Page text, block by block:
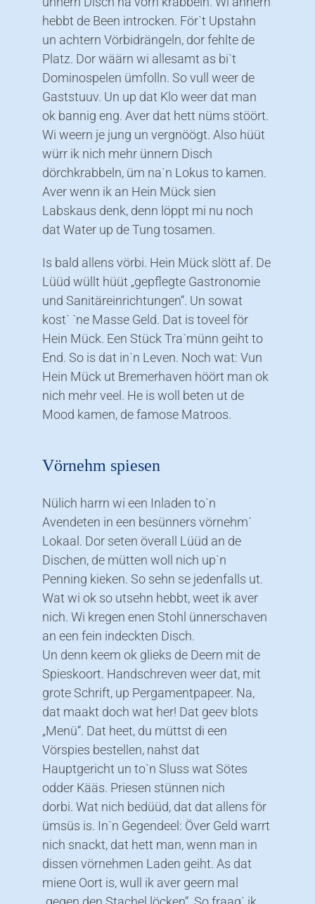
hebbt de Been introcken. För`t Upstahn
un achtern Vörbidrängeln, dor fehlte de
Platz. Dor wäärn wi allesamt as bi`t
Dominospelen ümfolln. So vull weer de
Gaststuuv. Un up dat Klo weer dat man
ok bannig eng. Aver dat hett nüms stöört.
Wi weern je jung un vergnöögt. Also hüüt
würr ik nich mehr ünnern Disch
dörchkrabbeln, üm na`n Lokus to kamen.
Aver wenn ik an Hein Mück sien
Labskaus denk, denn löppt mi nu noch
dat Water up de Tung tosamen.
Is bald allens vörbi. Hein Mück slött af. De
Lüüd wüllt hüüt „gepflegte Gastronomie
und Sanitäreinrichtungen“. Un sowat
kost` `ne Masse Geld. Dat is toveel för
Hein Mück. Een Stück Tra`münn geiht to
End. So is dat in`n Leven. Noch wat: Vun
Hein Mück ut Bremerhaven höört man ok
nich mehr veel. He is woll beten ut de
Mood kamen, de famose Matroos.
Vörnehm spiesen
Nülich harrn wi een Inladen to`n
Avendeten in een besünners vörnehm`
Lokaal. Dor seten överall Lüüd an de
Dischen, de mütten woll nich up`n
Penning kieken. So sehn se jedenfalls ut.
Wat wi ok so utsehn hebbt, weet ik aver
nich. Wi kregen enen Stohl ünnerschaven
an een fein indeckten Disch.
Un denn keem ok glieks de Deern mit de
Spieskoort. Handschreven weer dat, mit
grote Schrift, up Pergamentpapeer. Na,
dat maakt doch wat her! Dat geev blots
„Menü“. Dat heet, du müttst di een
Vörspies bestellen, nahst dat
Hauptgericht un to`n Sluss wat Sötes
odder Kääs. Priesen stünnen nich
dorbi. Wat nich bedüüd, dat dat allens för
ümsüs is. In`n Gegendeel: Över Geld warrt
nich snackt, dat hett man, wenn man in
dissen vörnehmen Laden geiht. As dat
miene Oort is, wull ik aver geern mal